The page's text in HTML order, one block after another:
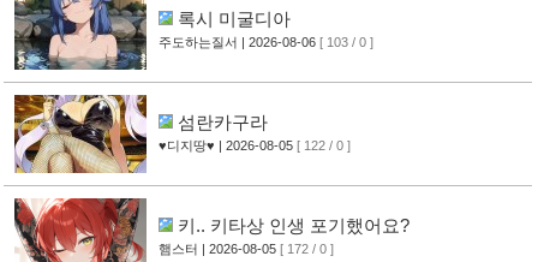
록시 미굴디아
주도하는질서 | 2026-08-06 [ 103 / 0 ]
섬란카구라
♥디지땅♥ | 2026-08-05 [ 122 / 0 ]
키.. 키타상 인생 포기했어요?
햄스터 | 2026-08-05 [ 172 / 0 ]